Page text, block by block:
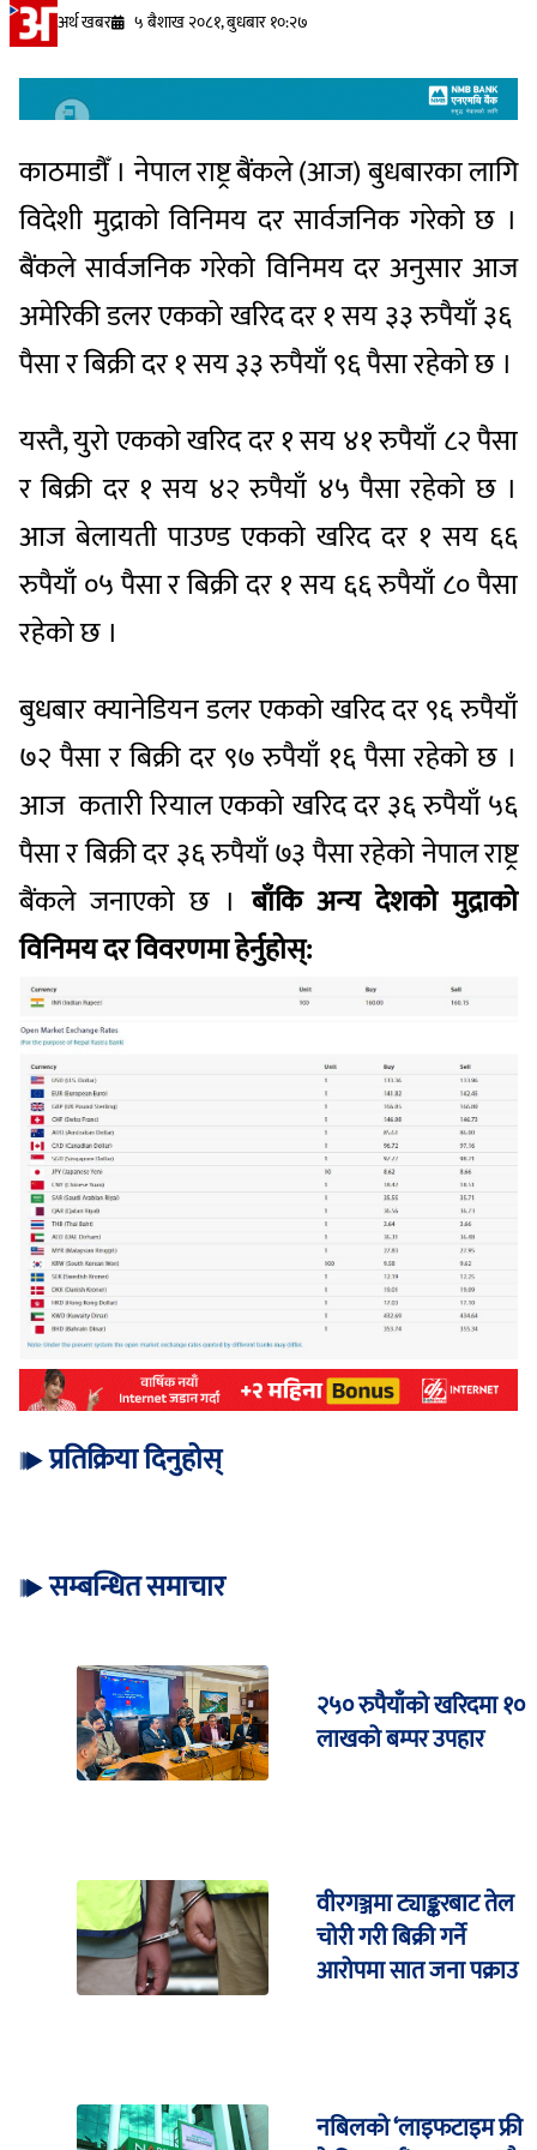
अर्थ खबर ५ बैशाख २०८१, बुधबार १०:२७
काठमाडौँ । नेपाल राष्ट्र बैंकले (आज) बुधबारका लागि
विदेशी मुद्राको विनिमय दर सार्वजनिक गरेको छ ।
बैंकले सार्वजनिक गरेको विनिमय दर अनुसार आज
अमेरिकी डलर एकको खरिद दर १ सय ३३ रुपैयाँ ३६
पैसा र बिक्री दर १ सय ३३ रुपैयाँ ९६ पैसा रहेको छ ।
यस्तै, युरो एकको खरिद दर १ सय ४१ रुपैयाँ ८२ पैसा
र बिक्री दर १ सय ४२ रुपैयाँ ४५ पैसा रहेको छ ।
आज बेलायती पाउण्ड एकको खरिद दर १ सय ६६
रुपैयाँ ०५ पैसा र बिक्री दर १ सय ६६ रुपैयाँ ८० पैसा
रहेको छ ।
बुधबार क्यानेडियन डलर एकको खरिद दर ९६ रुपैयाँ
७२ पैसा र बिक्री दर ९७ रुपैयाँ १६ पैसा रहेको छ ।
आज कतारी रियाल एकको खरिद दर ३६ रुपैयाँ ५६
पैसा र बिक्री दर ३६ रुपैयाँ ७३ पैसा रहेको नेपाल राष्ट्र
बैंकले जनाएको छ ।बाँकि अन्य देशको मुद्राको
विनिमय दर विवरणमा हेर्नुहोस्:
प्रतिक्रिया दिनुहोस्
सम्बन्धित समाचार
२५० रुपैयाँको खरिदमा १०
लाखको बम्पर उपहार
वीरगञ्जमा ट्याङ्करबाट तेल
चोरी गरी बिक्री गर्ने
आरोपमा सात जना पक्राउ
नबिलको ‘लाइफटाइम फ्री